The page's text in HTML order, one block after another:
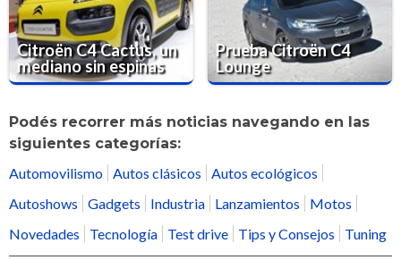
Citroën C4 Cactus, un
mediano sin espinas
Prueba Citroën C4
Lounge
Podés recorrer más noticias navegando en las
siguientes categorías:
Automovilismo Autos clásicos
Autos ecológicos
Autoshows
Gadgets Industria Lanzamientos
Motos
Novedades
Tecnología Test drive Tips y Consejos Tuning